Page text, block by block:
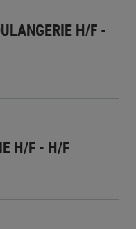
H/F -
H/F - H/F